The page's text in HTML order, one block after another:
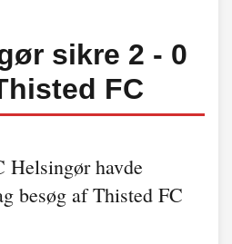
sikre 2 - 0
FC
havde
besøg af Thisted FC